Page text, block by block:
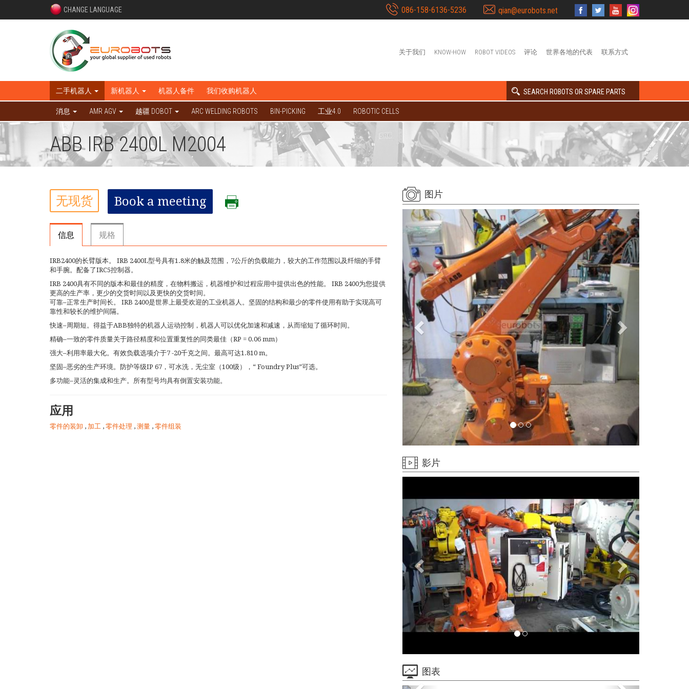
CHANGE LANGUAGE 086-158-6136-5236 qian@eurobots.net
关于我们 KNOW-HOW ROBOT VIDEOS 评论 世界各地的代表 联系方式
二手机器人 新机器人 机器人备件 我们收购机器人 SEARCH ROBOTS OR SPARE PARTS
消息 AMR AGV 越疆 DOBOT ARC WELDING ROBOTS BIN-PICKING 工业4.0 ROBOTIC CELLS
ABB IRB 2400L M2004
无现货 Book a meeting
信息 规格
IRB2400的长臂版本。 IRB 2400L型号具有1.8米的触及范围，7公斤的负载能力，较大的工作范围以及纤细的手臂
和手腕。配备了IRC5控制器。
IRB 2400具有不同的版本和最佳的精度，在物料搬运，机器维护和过程应用中提供出色的性能。 IRB 2400为您提供
更高的生产率，更少的交货时间以及更快的交货时间。
可靠–正常生产时间长。 IRB 2400是世界上最受欢迎的工业机器人。坚固的结构和最少的零件使用有助于实现高可
靠性和较长的维护间隔。
快速–周期短。得益于ABB独特的机器人运动控制，机器人可以优化加速和减速，从而缩短了循环时间。
精确–一致的零件质量关于路径精度和位置重复性的同类最佳（RP = 0.06 mm）
强大–利用率最大化。有效负载选项介于7 -20千克之间。最高可达1.810 m。
坚固–恶劣的生产环境。防护等级IP 67，可水洗，无尘室（100级），“ Foundry Plus”可选。
多功能–灵活的集成和生产。所有型号均具有倒置安装功能。
应用
零件的装卸 , 加工 , 零件处理 , 测量 , 零件组装
图片
影片
图表